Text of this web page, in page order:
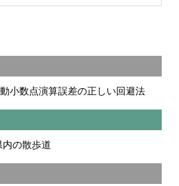
小数点演算誤差の正しい回避法
の散歩道